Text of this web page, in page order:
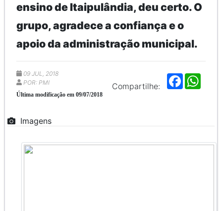
ensino de Itaipulândia, deu certo. O
grupo, agradece a confiança e o
apoio da administração municipal.
Compartilhe:
F
a
o
p
09 JUL, 2018
POR: PMI
Última modificação em 09/07/2018
Imagens